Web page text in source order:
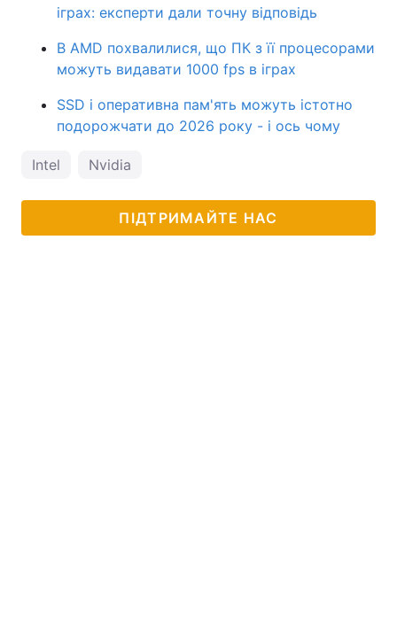
іграх: експерти дали точну відповідь
В AMD похвалилися, що ПК з її процесорами
можуть видавати 1000 fps в іграх
SSD і оперативна пам'ять можуть істотно
подорожчати до 2026 року - і ось чому
Intel Nvidia
ПІДТРИМАЙТЕ НАС